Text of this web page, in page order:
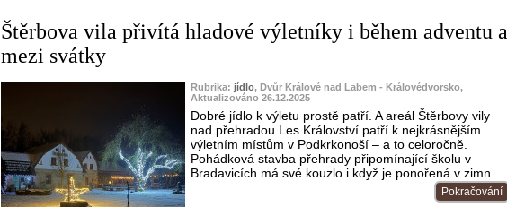
Štěrbova vila přivítá hladové výletníky i během adventu a
mezi svátky
Rubrika: jídlo, Dvůr Králové nad Labem - Královédvorsko,
Aktualizováno 26.12.2025
Dobré jídlo k výletu prostě patří. A areál Štěrbovy vily
nad přehradou Les Království patří k nejkrásnějším
výletním místům v Podkrkonoší – a to celoročně.
Pohádková stavba přehrady připomínající školu v
Bradavicích má své kouzlo i když je ponořená v zimn...
Pokračování